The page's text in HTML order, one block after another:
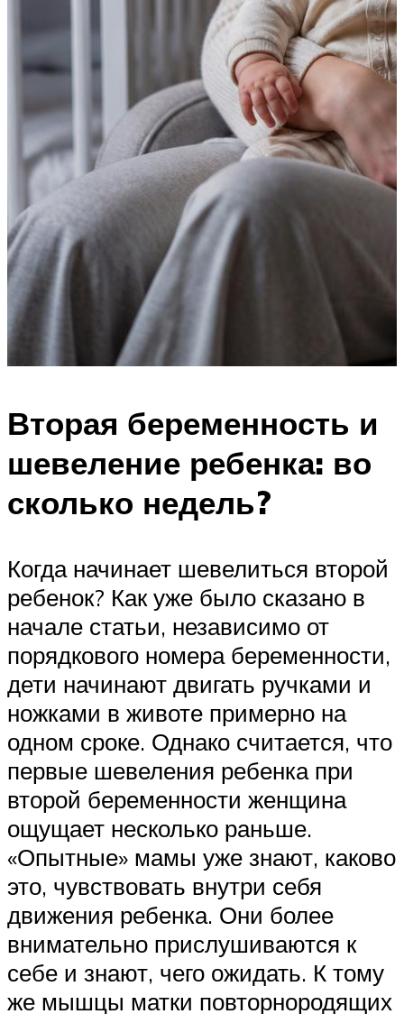
Вторая беременность и
шевеление ребенка: во
сколько недель?
Когда начинает шевелиться второй
ребенок? Как уже было сказано в
начале статьи, независимо от
порядкового номера беременности,
дети начинают двигать ручками и
ножками в животе примерно на
одном сроке. Однако считается, что
первые шевеления ребенка при
второй беременности женщина
ощущает несколько раньше.
«Опытные» мамы уже знают, каково
это, чувствовать внутри себя
движения ребенка. Они более
внимательно прислушиваются к
себе и знают, чего ожидать. К тому
же мышцы матки повторнородящих